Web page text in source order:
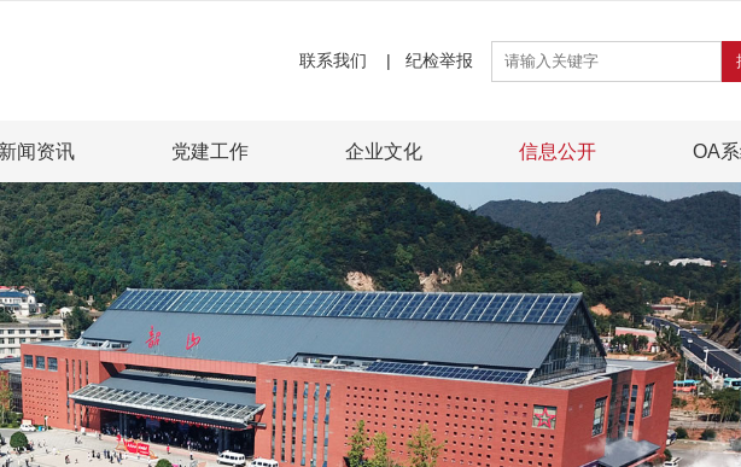
联系我们 | 纪检举报
新闻资讯 党建工作 企业文化 信息公开 OA